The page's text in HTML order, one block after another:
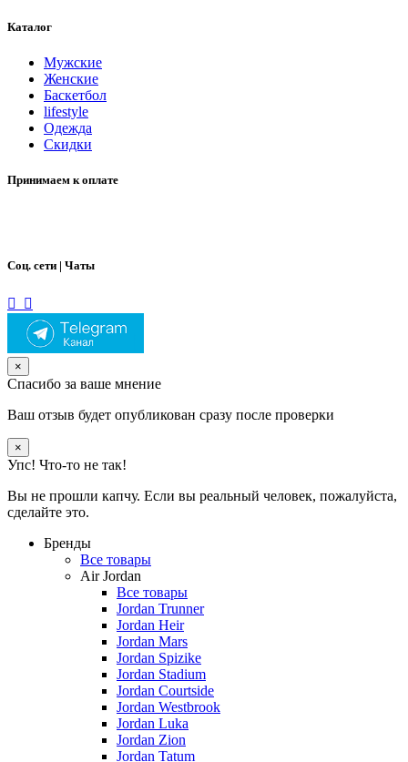
Каталог
Мужские
Женские
Баскетбол
lifestyle
Одежда
Скидки
Принимаем к оплате
Соц. сети | Чаты
×
Спасибо за ваше мнение
Ваш отзыв будет опубликован сразу после проверки
×
Упс! Что-то не так!
Вы не прошли капчу. Если вы реальный человек, пожалуйста,
сделайте это.
Бренды
Все товары
Air Jordan
Все товары
Jordan Trunner
Jordan Heir
Jordan Mars
Jordan Spizike
Jordan Stadium
Jordan Courtside
Jordan Westbrook
Jordan Luka
Jordan Zion
Jordan Tatum